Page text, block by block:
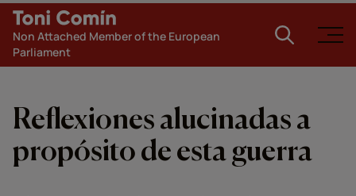
Non Attached Member of the European
Parliament
Reflexiones alucinadas a
propósito de esta guerra